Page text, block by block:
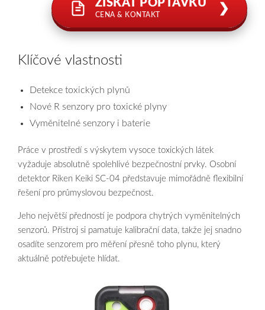
ZÍSKAT POPTÁVKU
CENA & KONTAKT
❯
Klíčové vlastnosti
Detekce toxických plynů
Nové R senzory pro toxické plyny
Vyměnitelné senzory i baterie
Práce v prostředí s výskytem vysoce toxických látek
vyžaduje absolutně spolehlivé bezpečnostní prvky. Osobní
detektor Riken Keiki SC-04 představuje mimořádně flexibilní
řešení pro průmyslovou bezpečnost.
Jeho největší předností je podpora chytrých vyměnitelných
senzorů. Přístroj si pamatuje kalibrační data, takže jej snadno
osadíte senzorem pro měření přesně toho plynu, který
aktuálně potřebujete hlídat.